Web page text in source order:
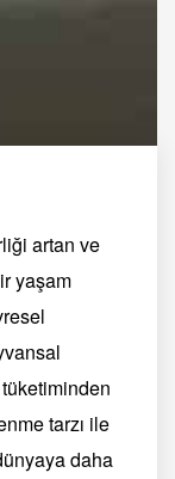
artan ve
yaşam
tarzı ile
daha